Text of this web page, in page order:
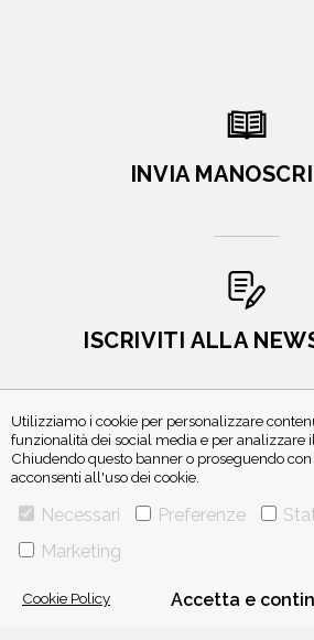
Utilizziamo i cookie per personalizzare
funzionalità dei social media e per analizzare
Chiudendo questo banner o proseguendo
acconsenti all'uso dei cookie.
Necessari Preferenze
Marketing
Cookie Policy Accetta e
INVIA
ISCRIVITI ALLA
TELEFONO 0234597626- FAX